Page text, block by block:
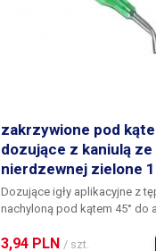
zakrzywione pod
dozujące z kaniulą
nierdzewnej zielone
Dozujące igły aplikacyjne z
nachyloną pod kątem 45° do
miejscach. Kaniula każdej
3,94 PLN / szt.